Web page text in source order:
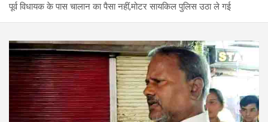
पूर्व विधायक के पास चालान का पैसा नहीं,मोटर सायकिल पुलिस उठा ले गई